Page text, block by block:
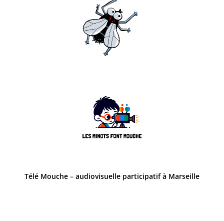
Télé Mouche – audiovisuelle participatif à Marseille